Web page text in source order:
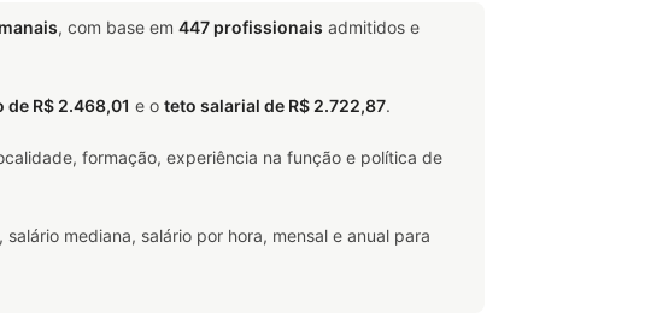
, com base em 447 profissionais admitidos e
R$ 2.468,01 e o teto salarial de R$ 2.722,87.
formação, experiência na função e política de
mediana, salário por hora, mensal e anual para